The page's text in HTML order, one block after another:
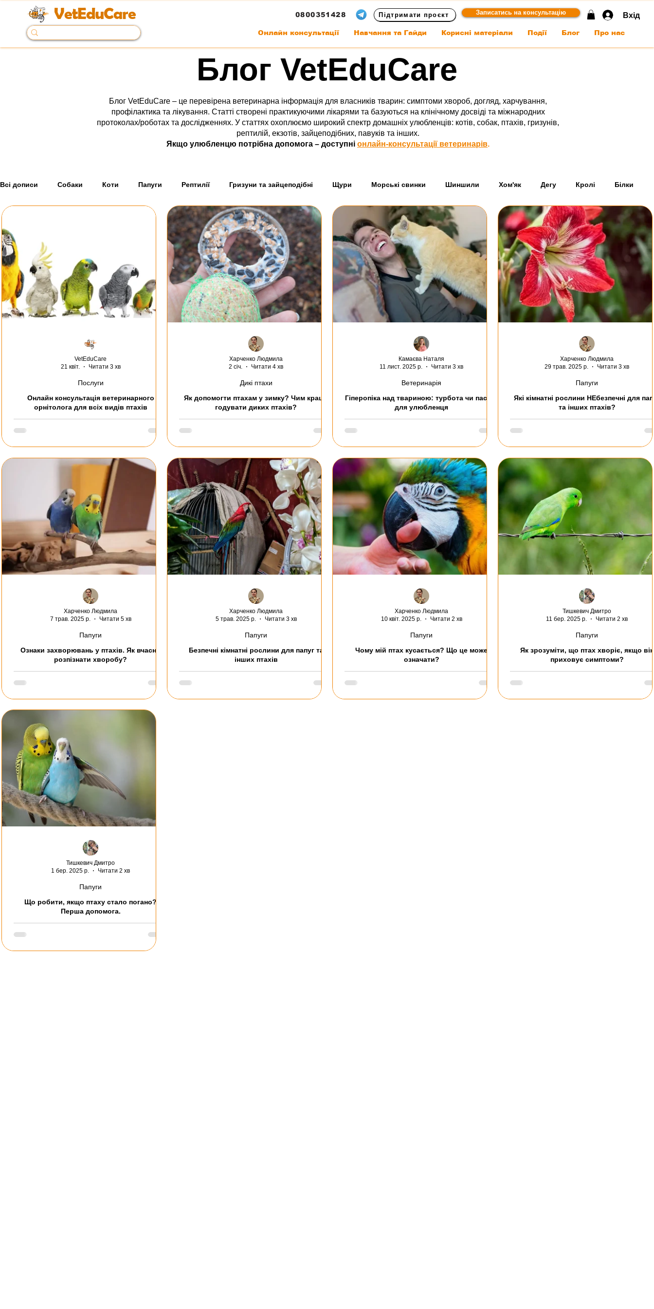
VetEduCare 0800351428 Підтримати проєкт Записатись на консультацію Вхід
Онлайн консультації Навчання та Гайди Корисні матеріали Події Блог Про нас
Блог VetEduCare
Блог VetEduCare – це перевірена ветеринарна інформація для власників тварин: симптоми хвороб, догляд, харчування,
профілактика та лікування. Статті створені практикуючими лікарями та базуються на клінічному досвіді та міжнародних
протоколах/роботах та дослідженнях. У статтях охоплюємо широкий спектр домашніх улюбленців: котів, собак, птахів, гризунів,
рептилій, екзотів, зайцеподібних, павуків та інших.
Якщо улюбленцю потрібна допомога – доступні онлайн-консультації ветеринарів.
Всі дописи Собаки Коти Папуги Рептилії Гризуни та зайцеподібні Щури Морські свинки Шиншили Хом'як Дегу Кролі Білки
Павуки Тхори Сурикати Кажани Черепаха Жаби Хамелеони Екзоти
Загальне птахи, гризуни, екзоти Ветеринарія Послуги Клінічні випадки Породи Котів Породи собак
Онлайн консультація ветеринарного
орнітолога для всіх видів птахів
Послуги
VetEduCare
21 квіт.
Читати 3 хв
Як допомогти птахам у зимку? Чим краще
годувати диких птахів?
Дикі птахи
Харченко Людмила
2 січ.
Читати 4 хв
Гіперопіка над твариною: турбота чи пастка
для улюбленця
Ветеринарія
Камаєва Наталя
11 лист. 2025 р.
Читати 3 хв
Які кімнатні рослини НЕбезпечні для
та інших птахів?
Папуги
Харченко Людмила
29 трав. 2025 р.
Читати 3 хв
Ознаки захворювань у птахів. Як вчасно
розпізнати хворобу?
Папуги
Харченко Людмила
7 трав. 2025 р.
Читати 5 хв
Безпечні кімнатні рослини для папуг та
інших птахів
Папуги
Харченко Людмила
5 трав. 2025 р.
Читати 3 хв
Чому мій птах кусається? Що це може
означати?
Папуги
Харченко Людмила
10 квіт. 2025 р.
Читати 2 хв
Як зрозуміти, що птах хворіє, якщо він
приховує симптоми?
Папуги
Тишкевич Дмитро
11 бер. 2025 р.
Читати 2 хв
Що робити, якщо птаху стало погано?
Перша допомога.
Папуги
Тишкевич Дмитро
1 бер. 2025 р.
Читати 2 хв